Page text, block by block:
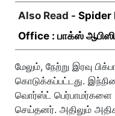
Also Read - Spider
Office : பாக்ஸ்
மேலும், நேற்று இரவு
கொடுக்கப்பட்டது.
வொர்ஸ்ட் பெர்பாமர்களை
செய்தனர். அதிலும்